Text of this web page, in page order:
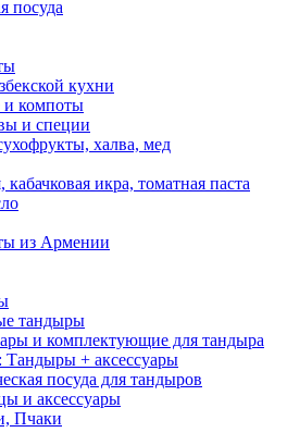
посуда
кухни
и компоты
и специи
халва, мед
кабачковая икра, томатная паста
из Армении
тандыры
и комплектующие для тандыра
+ аксессуары
посуда для тандыров
и аксессуары
Пчаки